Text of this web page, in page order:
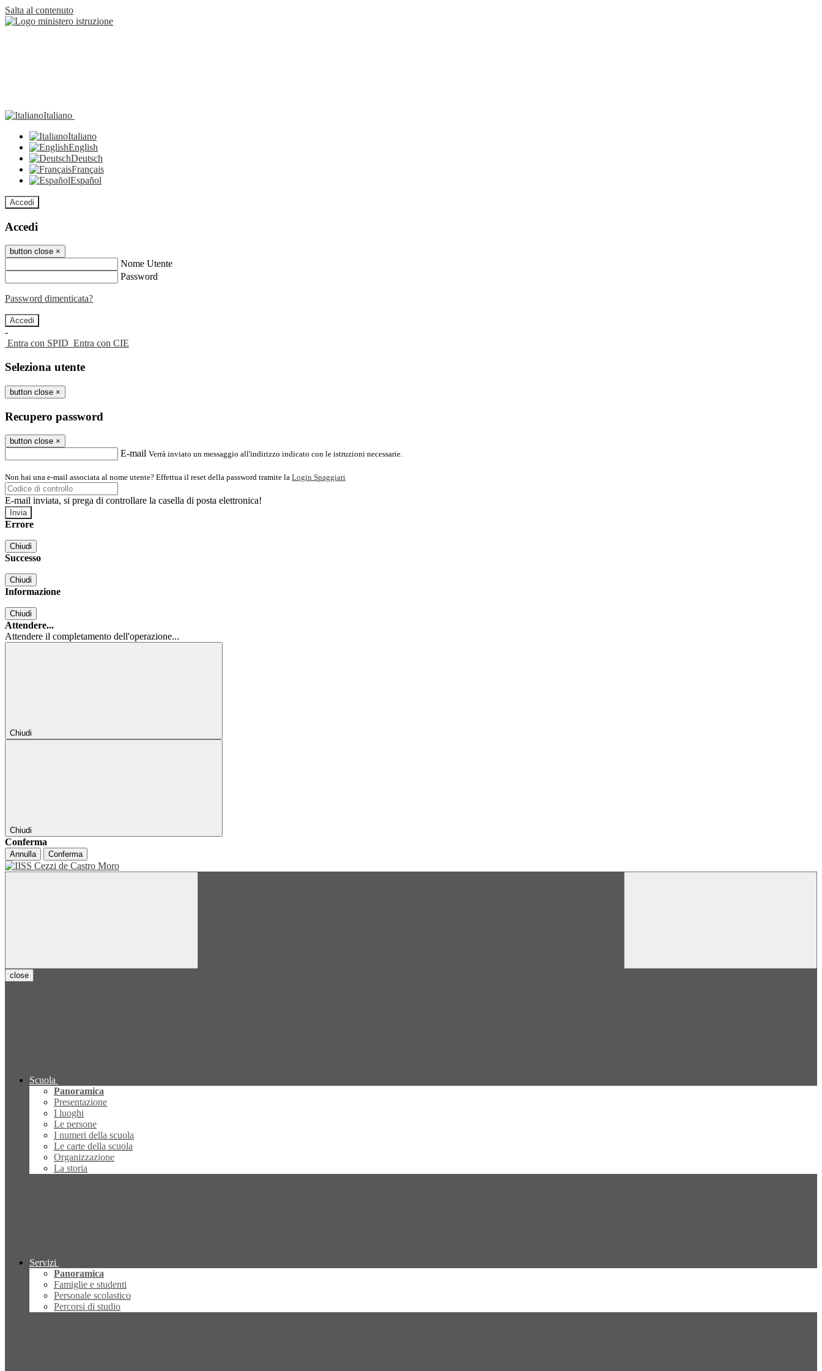
Salta al contenuto
Italiano
Italiano
English
Deutsch
Français
Español
Accedi
Accedi
button close ×
Nome Utente
Password
Password dimenticata?
-
Entra con SPID Entra con CIE
Seleziona utente
button close ×
Recupero password
button close ×
E-mail Verrà inviato un messaggio all'indirizzo indicato con le istruzioni necessarie.
Non hai una e-mail associata al nome utente? Effettua il reset della password tramite la Login Spaggiari
E-mail inviata, si prega di controllare la casella di posta elettronica!
Errore
Chiudi
Successo
Chiudi
Informazione
Chiudi
Attendere...
Attendere il completamento dell'operazione...
Chiudi
Chiudi
Conferma
Annulla Conferma
close
Scuola
Panoramica
Presentazione
I luoghi
Le persone
I numeri della scuola
Le carte della scuola
Organizzazione
La storia
Servizi
Panoramica
Famiglie e studenti
Personale scolastico
Percorsi di studio